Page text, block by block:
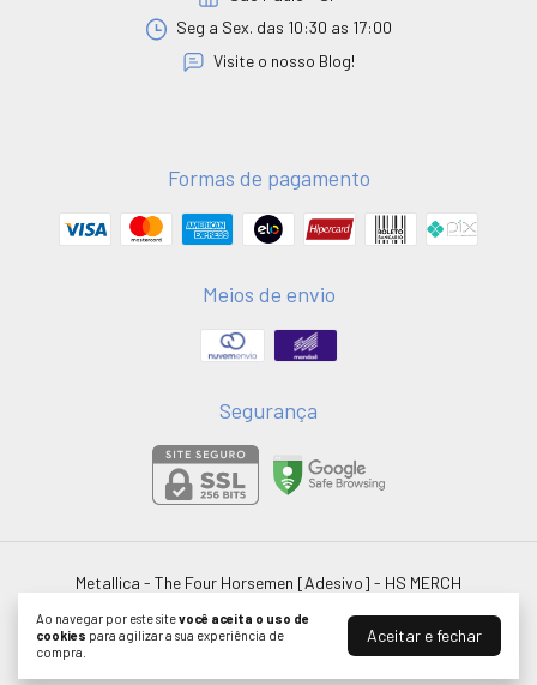
Ao navegar por este sitevocê aceita o uso de
cookies para agilizar a sua experiência de
compra.
Aceitar e fechar
Seg a Sex. das 10:30 as 17:00
Visite o nosso Blog!
Formas de pagamento
Meios de envio
Segurança
Metallica - The Four Horsemen [Adesivo] - HS MERCH